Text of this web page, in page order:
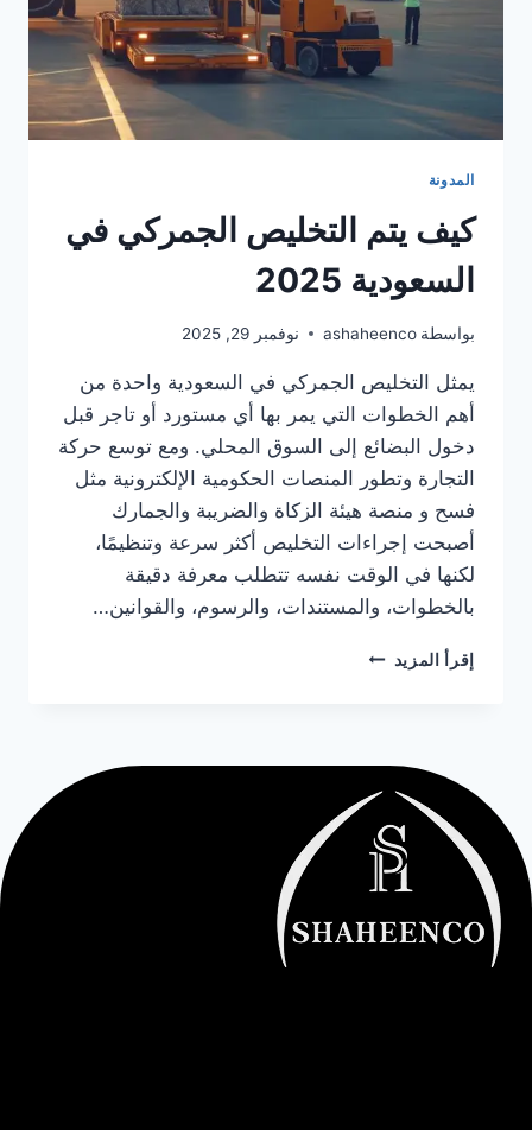
المدونة
كيف يتم التخليص الجمركي في
السعودية 2025
بواسطة ashaheenco نوفمبر 29, 2025
يمثل التخليص الجمركي في السعودية واحدة من
أهم الخطوات التي يمر بها أي مستورد أو تاجر قبل
دخول البضائع إلى السوق المحلي. ومع توسع حركة
التجارة وتطور المنصات الحكومية الإلكترونية مثل
فسح و منصة هيئة الزكاة والضريبة والجمارك
أصبحت إجراءات التخليص أكثر سرعة وتنظيمًا،
لكنها في الوقت نفسه تتطلب معرفة دقيقة
بالخطوات، والمستندات، والرسوم، والقوانين…
إقرأ المزيد